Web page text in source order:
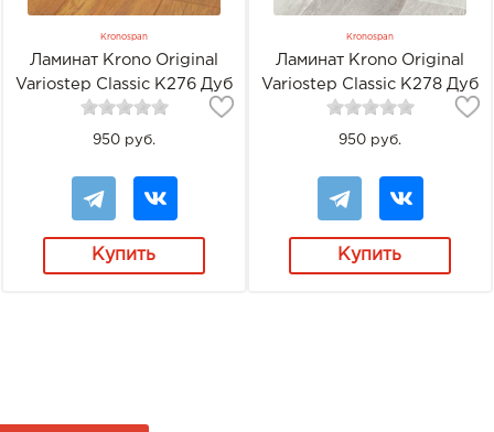
Kronospan
Ламинат Krono Original
Variostep Classic K276 Дуб
винтажный
950 руб.
Купить
Kronospan
Ламинат Krono Original
Variostep Classic K278 Дуб
волшебный
950 руб.
Купить